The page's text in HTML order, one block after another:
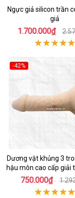
Ngực giả silicon trần
giả
1.700.000₫
-42%
Dương vật khủng 3
hậu môn cao cấp giải
nam nữ
750.000₫